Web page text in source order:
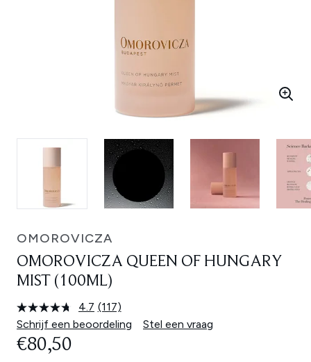
OMOROVICZA
OMOROVICZA QUEEN OF HUNGARY
MIST (100ML)
4.7 Lees
117
beoordelingen.
(117)
Schrijf een beoordeling
Stel een vraag
€80,50